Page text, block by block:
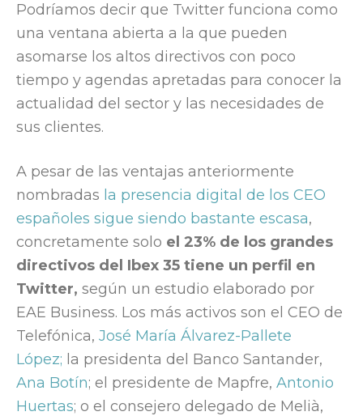
Podríamos decir que Twitter funciona como
una ventana abierta a la que pueden
asomarse los altos directivos con poco
tiempo y agendas apretadas para conocer la
actualidad del sector y las necesidades de
sus clientes.
A pesar de las ventajas anteriormente
nombradas la presencia digital de los CEO
españoles sigue siendo bastante escasa,
concretamente solo el 23% de los grandes
directivos del Ibex 35 tiene un perfil en
Twitter, según un estudio elaborado por
EAE Business. Los más activos son el CEO de
Telefónica, José María Álvarez-Pallete
López; la presidenta del Banco Santander,
Ana Botín; el presidente de Mapfre, Antonio
Huertas; o el consejero delegado de Melià,